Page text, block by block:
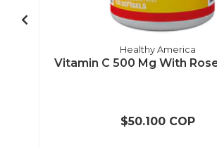
Healthy America
Vitamin C 500 Mg With
$50.100 COP